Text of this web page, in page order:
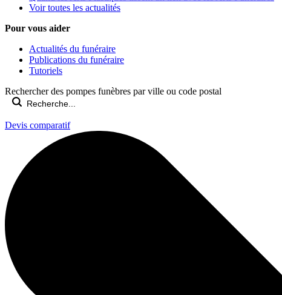
Voir toutes les actualités
Pour vous aider
Actualités du funéraire
Publications du funéraire
Tutoriels
Rechercher des pompes funèbres par ville ou code postal
Devis comparatif